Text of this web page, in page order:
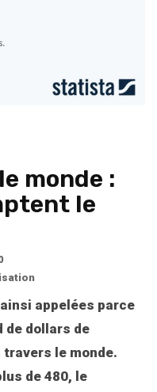
monde :
le
appelées parce
de dollars de
le monde.
de 480, le